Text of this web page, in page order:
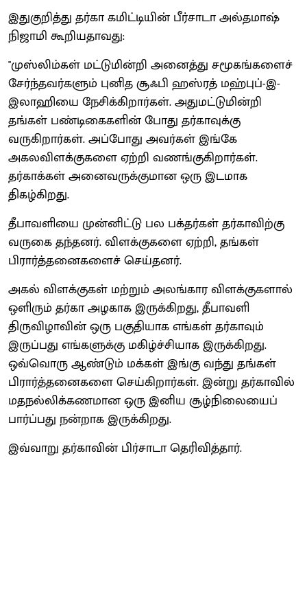
இதுகுறித்து தர்கா கமிட்டியின் பீர்சாடா அல்தமாஷ்
நிஜாமி கூறியதாவது:
"முஸ்லிம்கள் மட்டுமின்றி அனைத்து சமூகங்களைச்
சேர்ந்தவர்களும் புனித சூஃபி ஹஸ்ரத் மஹ்புப்-இ-
இலாஹியை நேசிக்கிறார்கள். அதுமட்டுமின்றி
தங்கள் பண்டிகைகளின் போது தர்காவுக்கு
வருகிறார்கள். அப்போது அவர்கள் இங்கே
அகலவிளக்குகளை ஏற்றி வணங்குகிறார்கள்.
தர்காக்கள் அனைவருக்குமான ஒரு இடமாக
திகழ்கிறது.
தீபாவளியை முன்னிட்டு பல பக்தர்கள் தர்காவிற்கு
வருகை தந்தனர். விளக்குகளை ஏற்றி, தங்கள்
பிரார்த்தனைகளைச் செய்தனர்.
அகல் விளக்குகள் மற்றும் அலங்கார விளக்குகளால்
ஒளிரும் தர்கா அழகாக இருக்கிறது, தீபாவளி
திருவிழாவின் ஒரு பகுதியாக எங்கள் தர்காவும்
இருப்பது எங்களுக்கு மகிழ்ச்சியாக இருக்கிறது.
ஒவ்வொரு ஆண்டும் மக்கள் இங்கு வந்து தங்கள்
பிரார்த்தனைகளை செய்கிறார்கள். இன்று தர்காவில்
மதநல்லிக்கணமான ஒரு இனிய சூழ்நிலையைப்
பார்ப்பது நன்றாக இருக்கிறது.
இவ்வாறு தர்காவின் பிர்சாடா தெரிவித்தார்.